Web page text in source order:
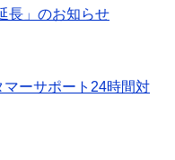
長」のお知らせ
マーサポート24時間対